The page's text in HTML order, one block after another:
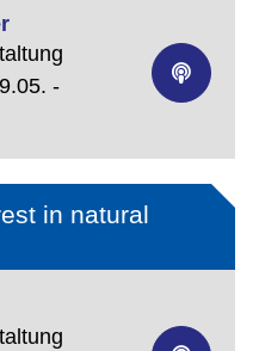
-
in natural